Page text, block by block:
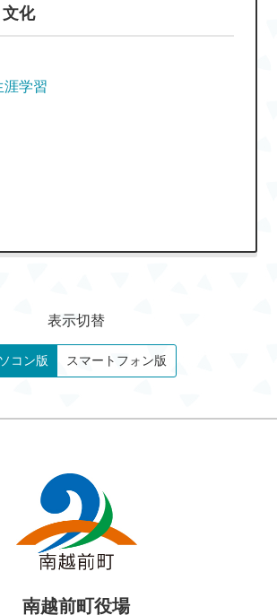
化
涯学習
表示切替
コン版 スマートフォン版
南越前町役場